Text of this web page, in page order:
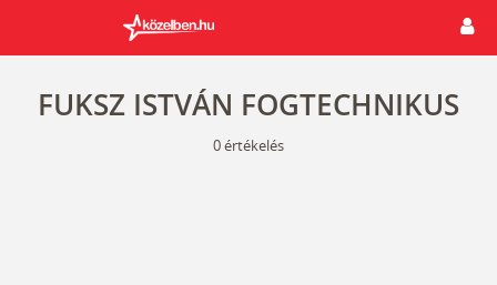
FUKSZ ISTVÁN FOGTECHNIKUS
0értékelés